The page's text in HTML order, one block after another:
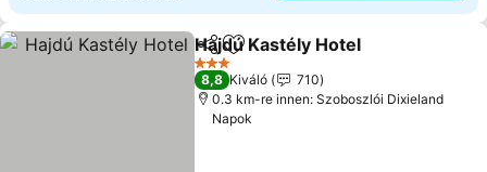
Megosztás
Hozzáadás a kedvencekhez
Hajdú Kastély Hotel
3 Kategória
8,8 Kiváló
710
0.3 km-re innen: Szoboszlói Dixieland
Napok